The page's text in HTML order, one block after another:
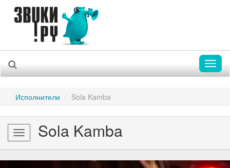
Исполнители Sola Kamba
Toggle
navigation
Sola Kamba